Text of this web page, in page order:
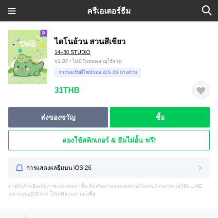
ครีเอเตอร์ธีม
ไดโนอ้วน สวนสีเขียว
14+30 STUDiO
V1.87 / ไม่มีวันหมดอายุใช้งาน
การรองรับดีไซน์ของ iOS 26 บางส่วน
31THB
ส่งของขวัญ ซื้อ
ลองใช้สติกเกอร์ & ธีมไม่อั้น ฟรี!
การแสดงผลธีมบน iOS 26
ภาพในร้านธีมเป็นภาพประกอบเท่านั้น ธีมจริงอาจแสดงผลต่าง/ไม่ครบถ้วนตามเวอร์ชัน LINE
และระบบปฏิบัติการ โปรดพิจารณาก่อนซื้อ